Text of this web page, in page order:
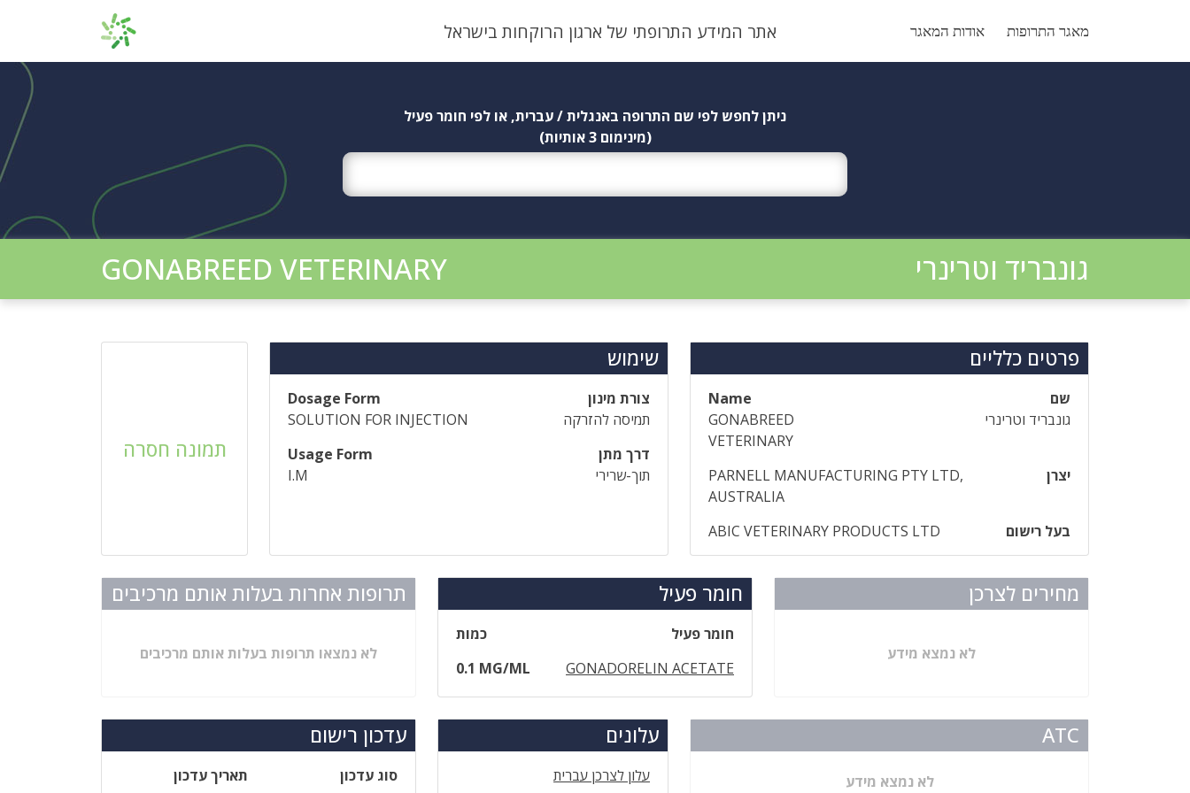
מאגר התרופות אודות המאגר אתר המידע התרופתי של ארגון הרוקחות בישראל
ניתן לחפש לפי שם התרופה באנגלית / עברית, או לפי חומר פעיל
(מינימום 3 אותיות)
גונבריד וטרינרי GONABREED VETERINARY
פרטים כלליים
שם
Name
גונבריד וטרינרי
GONABREED
VETERINARY
יצרן
PARNELL MANUFACTURING PTY LTD,
AUSTRALIA
בעל רישום
ABIC VETERINARY PRODUCTS LTD
שימוש
צורת מינון
Dosage Form
תמיסה להזרקה
SOLUTION FOR INJECTION
דרך מתן
Usage Form
תוך-שרירי
I.M
תמונה חסרה
מחירים לצרכן
לא נמצא מידע
חומר פעיל
חומר פעיל
כמות
GONADORELIN ACETATE
0.1 MG/ML
תרופות אחרות בעלות אותם מרכיבים
לא נמצאו תרופות בעלות אותם מרכיבים
ATC
לא נמצא מידע
עלונים
עלון לצרכן עברית
עדכון רישום
סוג עדכון תאריך עדכון